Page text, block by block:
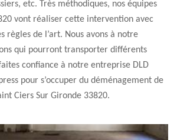
etc. Très méthodiques, nos équipes
vont réaliser cette intervention avec
règles de l’art. Nous avons à notre
qui pourront transporter différents
confiance à notre entreprise DLD
pour s’occuper du déménagement de
Ciers Sur Gironde 33820.